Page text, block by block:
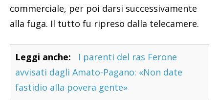
commerciale, per poi darsi successivamente
alla fuga. Il tutto fu ripreso dalla telecamere.
Leggi anche:
I parenti del ras Ferone
avvisati dagli Amato-Pagano: «Non date
fastidio alla povera gente»